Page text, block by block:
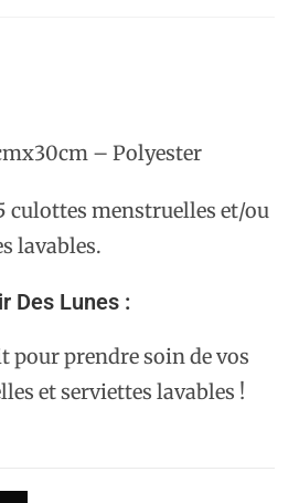
– Polyester
culottes menstruelles et/ou
lavables.
Des Lunes :
pour prendre soin de vos
et serviettes lavables !